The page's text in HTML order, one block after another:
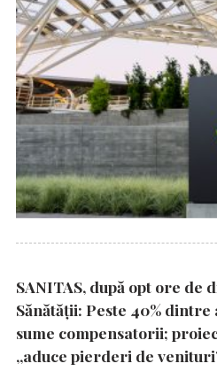
SANITAS, după opt ore de
Sănătății: Peste 40%
sume compensatorii;
„aduce pierderi de